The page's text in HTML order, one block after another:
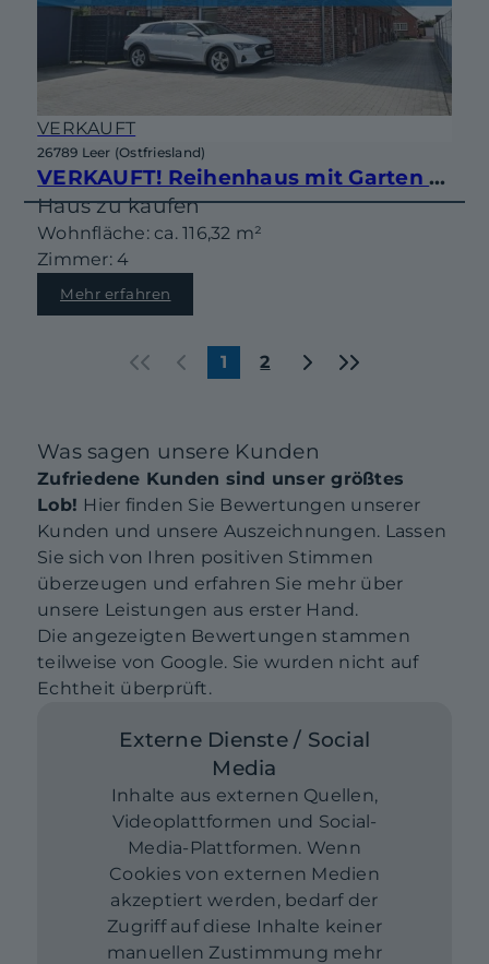
VERKAUFT
26789 Leer (Ostfriesland)
VERKAUFT! Reihenhaus mit Garten – Wohntraum in Leer mit Top-Ausstattung
Haus zu kaufen
Wohnfläche: ca. 116,32 m²
Zimmer: 4
Mehr erfahren
« ‹ 1 2 › »
Was sagen unsere Kunden
Zufriedene Kunden sind unser größtes
Lob! Hier finden Sie Bewertungen unserer
Kunden und unsere Auszeichnungen. Lassen
Sie sich von Ihren positiven Stimmen
überzeugen und erfahren Sie mehr über
unsere Leistungen aus erster Hand.
Die angezeigten Bewertungen stammen
teilweise von Google. Sie wurden nicht auf
Echtheit überprüft.
Externe Dienste / Social
Media
Inhalte aus externen Quellen,
Videoplattformen und Social-
Media-Plattformen. Wenn
Cookies von externen Medien
akzeptiert werden, bedarf der
Zugriff auf diese Inhalte keiner
manuellen Zustimmung mehr